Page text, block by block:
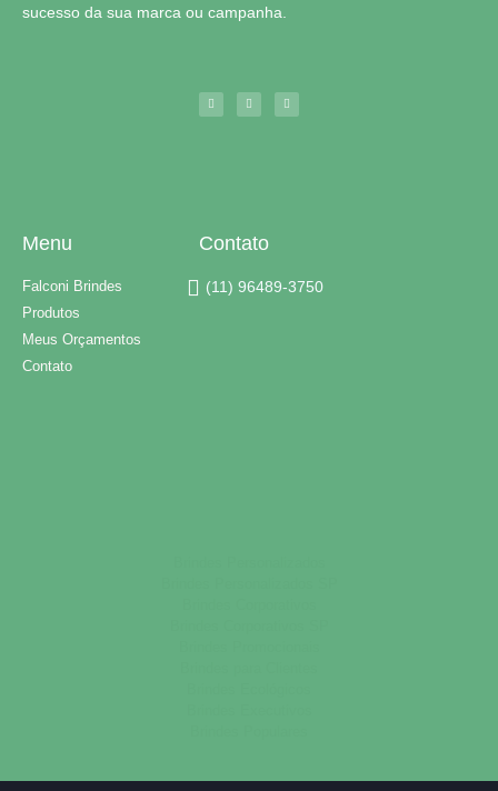
sucesso da sua marca ou campanha.
Menu
Falconi Brindes
Produtos
Meus Orçamentos
Contato
Contato
(11) 96489-3750